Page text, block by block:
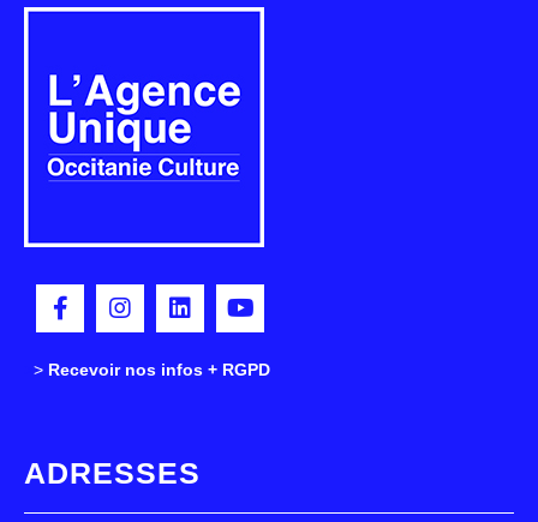
> Recevoir nos infos + RGPD
ADRESSES